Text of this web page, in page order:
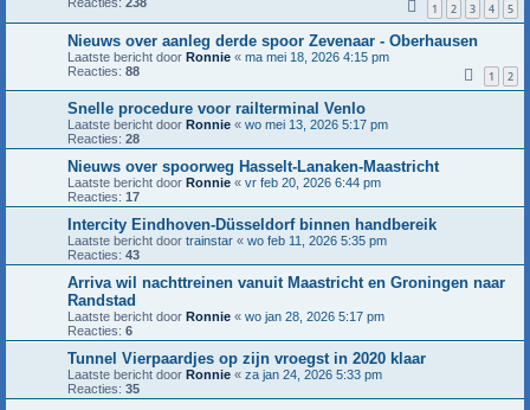
1 2 3 4 5
Nieuws over aanleg derde spoor Zevenaar - Oberhausen
Laatste bericht door Ronnie « ma mei 18, 2026 4:15 pm
Reacties: 88 1 2
Snelle procedure voor railterminal Venlo
Laatste bericht door Ronnie « wo mei 13, 2026 5:17 pm
Reacties: 28
Nieuws over spoorweg Hasselt-Lanaken-Maastricht
Laatste bericht door Ronnie « vr feb 20, 2026 6:44 pm
Reacties: 17
Intercity Eindhoven-Düsseldorf binnen handbereik
Laatste bericht door trainstar « wo feb 11, 2026 5:35 pm
Reacties: 43
Arriva wil nachttreinen vanuit Maastricht en Groningen naar
Randstad
Laatste bericht door Ronnie « wo jan 28, 2026 5:17 pm
Reacties: 6
Tunnel Vierpaardjes op zijn vroegst in 2020 klaar
Laatste bericht door Ronnie « za jan 24, 2026 5:33 pm
Reacties: 35